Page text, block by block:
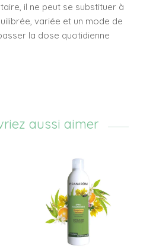
il ne peut se substituer à
variée et un mode de
la dose quotidienne
aussi aimer